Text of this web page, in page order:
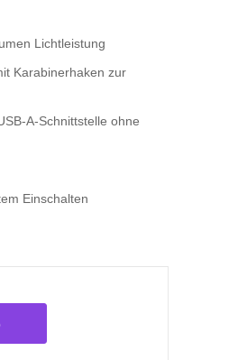
Lichtleistung
Karabinerhaken zur
A-Schnittstelle ohne
Einschalten